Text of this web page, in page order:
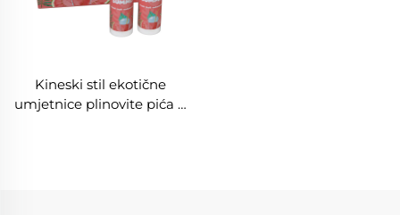
Kineski stil ekotične
umjetnice plinovite pića u